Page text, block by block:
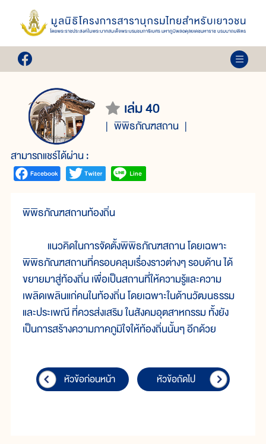
เล่ม 40
พิพิธภัณฑสถาน
สามารถแชร์ได้ผ่าน :
พิพิธภัณฑสถานท้องถิ่น
แนวคิดในการจัดตั้งพิพิธภัณฑสถาน โดยเฉพาะ
พิพิธภัณฑสถานที่ครอบคลุมเรื่องราวต่างๆ รอบด้าน ได้
ขยายมาสู่ท้องถิ่น เพื่อเป็นสถานที่ให้ความรู้และความ
เพลิดเพลินแก่คนในท้องถิ่น โดยเฉพาะในด้านวัฒนธรรม
และประเพณี ที่ควรส่งเสริม ในสังคมอุตสาหกรรม ทั้งยัง
เป็นการสร้างความภาคภูมิใจให้ท้องถิ่นนั้นๆ อีกด้วย
หัวข้อก่อนหน้า หัวข้อถัดไป